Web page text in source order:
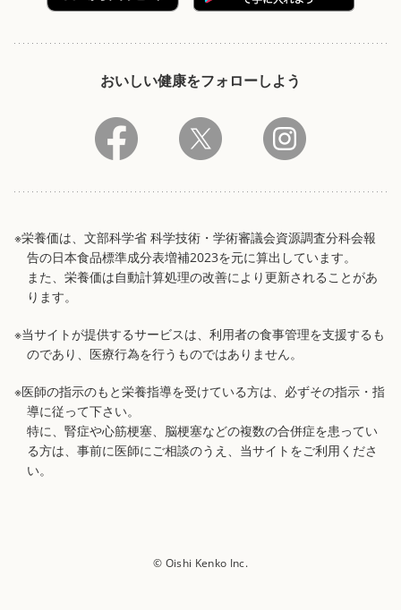
おいしい健康をフォローしよう
※栄養価は、文部科学省 科学技術・学術審議会資源調査分科会報
告の日本食品標準成分表増補2023を元に算出しています。
また、栄養価は自動計算処理の改善により更新されることがあ
ります。
※当サイトが提供するサービスは、利用者の食事管理を支援するも
のであり、医療行為を行うものではありません。
※医師の指示のもと栄養指導を受けている方は、必ずその指示・指
導に従って下さい。
特に、腎症や心筋梗塞、脳梗塞などの複数の合併症を患ってい
る方は、事前に医師にご相談のうえ、当サイトをご利用くださ
い。
© Oishi Kenko Inc.